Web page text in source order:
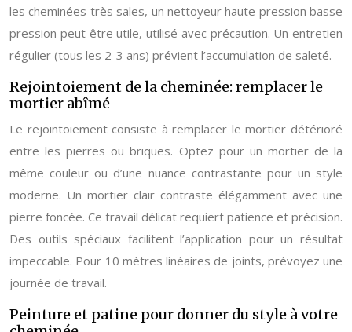
les cheminées très sales, un nettoyeur haute pression basse
pression peut être utile, utilisé avec précaution. Un entretien
régulier (tous les 2-3 ans) prévient l’accumulation de saleté.
Rejointoiement de la cheminée: remplacer le
mortier abîmé
Le rejointoiement consiste à remplacer le mortier détérioré
entre les pierres ou briques. Optez pour un mortier de la
même couleur ou d’une nuance contrastante pour un style
moderne. Un mortier clair contraste élégamment avec une
pierre foncée. Ce travail délicat requiert patience et précision.
Des outils spéciaux facilitent l’application pour un résultat
impeccable. Pour 10 mètres linéaires de joints, prévoyez une
journée de travail.
Peinture et patine pour donner du style à votre